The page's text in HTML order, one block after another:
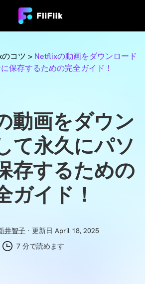
コツ > Netflixの動画をダウンロード
保存するための完全ガイド！
動画をダウン
て永久にパソ
存するための
ガイド！
井智子· 更新日 April 18, 2025
7 分で読めます